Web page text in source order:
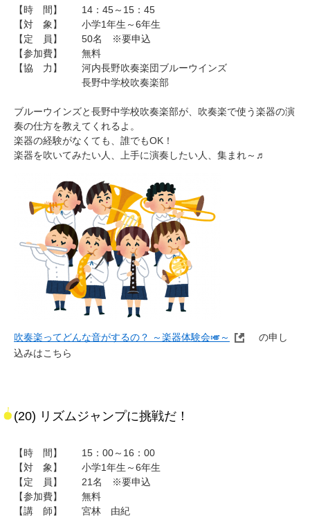
【時 間】 14：45～15：45
【対 象】 小学1年生～6年生
【定 員】 50名 ※要申込
【参加費】 無料
【協 力】 河内長野吹奏楽団ブルーウインズ
長野中学校吹奏楽部
ブルーウインズと長野中学校吹奏楽部が、吹奏楽で使う楽器の演
奏の仕方を教えてくれるよ。
楽器の経験がなくても、誰でもOK！
楽器を吹いてみたい人、上手に演奏したい人、集まれ～♬
吹奏楽ってどんな音がするの？ ～楽器体験会🎺～
の申し
込みはこちら
(20) リズムジャンプに挑戦だ！
【時 間】 15：00～16：00
【対 象】 小学1年生～6年生
【定 員】 21名 ※要申込
【参加費】 無料
【講 師】 宮林 由紀